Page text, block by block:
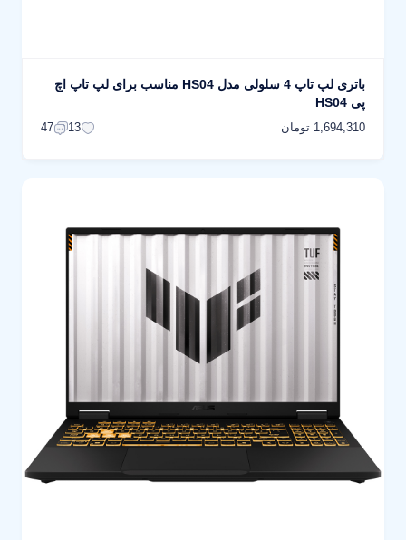
باتری لپ تاپ 4 سلولی مدل HS04 مناسب برای لپ تاپ اچ
پی HS04
1,694,310 تومان 13
47